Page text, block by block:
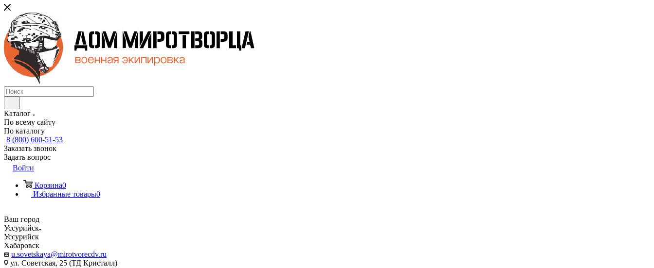
Каталог
По всему сайту
По каталогу
8 (800) 600-51-53
Заказать звонок
Задать вопрос
Войти
Корзина0
Избранные товары0
Ваш город
Уссурийск
Уссурийск
Хабаровск
u.sovetskaya@mirotvorecdv.ru
ул. Советская, 25 (ТД Кристалл)